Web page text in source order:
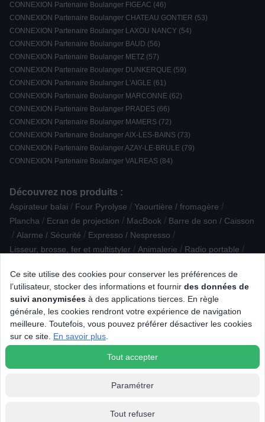
Ce site utilise des cookies pour conserver les préférences de
l’utilisateur, stocker des informations et fournir des données de
suivi anonymisées à des applications tierces. En règle
générale, les cookies rendront votre expérience de navigation
meilleure. Toutefois, vous pouvez préférer désactiver les cookies
sur ce site. En savoir plus
Tout accepter
Paramétrer
Tout refuser
CONNEXION Partenaire Boulanger FIGEAC (46)
CONNEXION Partenaire Boulanger CHATEAU GONTIER (53)
CONNEXION Partenaire Boulanger LAXOU NANCY (54)
CONNEXION Partenaire Boulanger BAUD (56)
CONNEXION Partenaire Boulanger METZ (57)
CONNEXION Partenaire Boulanger DUNKERQUE (59)
CONNEXION Partenaire Boulanger L'AIGLE (61)
CONNEXION Partenaire Boulanger MARCONNE (62)
CONNEXION Partenaire Boulanger PRADES (66)
CONNEXION Partenaire Boulanger MAMERS (72)
CONNEXION Partenaire Boulanger AIX-LES-BAINS (73)
CONNEXION Partenaire Boulanger AZAY-LE-BRULE (79)
CONNEXION Partenaire Boulanger VALREAS (84)
Découvrez nos produits :
Aspirateur balai / Four Pyrolyse / Yaourtière / fromagère /
Plancha / Ecran de projection / MacBook / Barre de son / Caisson
/ Alarme / Sécurité / Expresso / Nespresso /
Lisseur, brosse, fer et multistyler / Animalerie / Radio portable /
Accessoire Nettoyage / Entretien / Nettoyeur haute pression /
Accessoire téléphonie / Four Vapeur / Congélateur armoire /
Accessoire Robot ménager Casque sans fil Arceau /
Souris Gamer / Centrale vapeur Plaque de cuisson aspirante
Machine à pain / Bouilloire
Blender / Robot de piscine / Imprimante multifonction laser
© 2026 Tous droits réservés Connexion.fr